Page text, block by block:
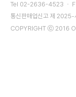
Tel 02-2636-4523 ㆍ
통신판매업신고 제
COPYRIGHT ⓒ 2016